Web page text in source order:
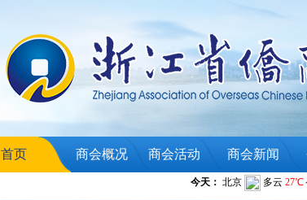
首页 商会概况 商会活动 商会新闻